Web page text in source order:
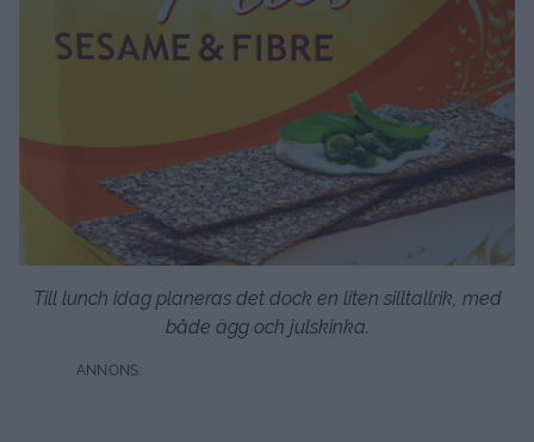
Till lunch idag planeras det dock en liten silltallrik, med
både ägg och julskinka.